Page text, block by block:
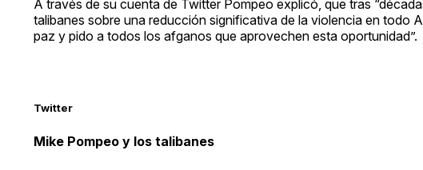
A través de su cuenta de Twitter Pompeo explicó, que tras
talibanes sobre una reducción significativa de la violencia en todo
paz y pido a todos los afganos que aprovechen esta oportunidad”.
Twitter
Mike Pompeo y los talibanes